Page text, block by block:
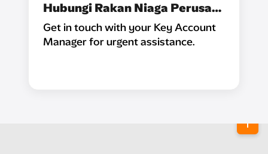
Hubungi Rakan Niaga Perusahaan
Get in touch with your Key Account
Manager for urgent assistance.